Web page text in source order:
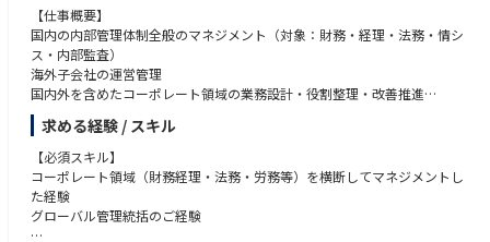
・通信業界：新規サービス立ち上げに伴う機能追加・業務効率化支援
・建設業界：AI技術を活用した業務高度化プロジェクト推進
・不動産業界：AI／DX戦略ロードマップ策定支援
・流通・小売業界：データ分析自動化およびプロンプト活用研修設計支援
・製薬・日用品業界：マーケティングデータ分析（GA活用）支援
▼本ポジションの魅力
-部門横断での事業推進/組織戦略立案に関与でき、経営レイヤーと並走す
るポジションです。
・高難易度/大規模PJをリード
-億円規模/100人月超のプロジェクトなど、社会的インパクトの大きい案
【仕事概要】
国内の内部管理体制全般のマネジメント（対象：財務・経理・法務・情シ
ス・内部監査）
海外子会社の運営管理
国内外を含めたコーポレート領域の業務設計・役割整理・改善推進
海外子会社を含むグループ全体の管理プロセス整備（決算、規程、権限設
計、モニタリング等）
M&A実施後のグループ会社に対する経営管理体制構築・運営支援
コーポレート各機能（財務経理・法務・労務・情シス等）の連携強化およ
び横断マネジメント
執行役員／現場責任者と連携した、実行可能性の高い管理体制の構築
資金調達・投資家対応（IR業務)
求める経験 / スキル
【必須スキル】
コーポレート領域（財務経理・法務・労務等）を横断してマネジメントし
た経験
グローバル管理統括のご経験